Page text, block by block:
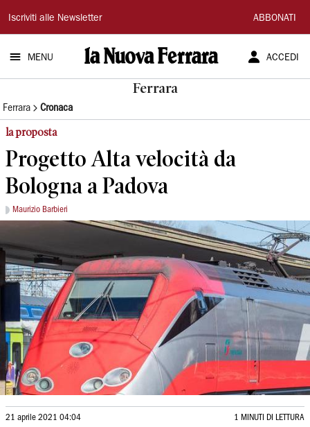
La
Nuova
Ferrara
Iscriviti alle Newsletter ABBONATI
MENU ACCEDI
Ferrara
Ferrara Cronaca
la proposta
Progetto Alta velocità da
Bologna a Padova
Maurizio Barbieri
21 aprile 2021 04:04 1 MINUTI DI LETTURA